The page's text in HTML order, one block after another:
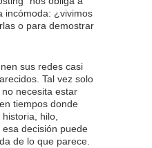
incómoda: ¿vivimos
o para demostrar
sus redes casi
Tal vez solo
necesita estar
tiempos donde
hilo,
decisión puede
de lo que parece.